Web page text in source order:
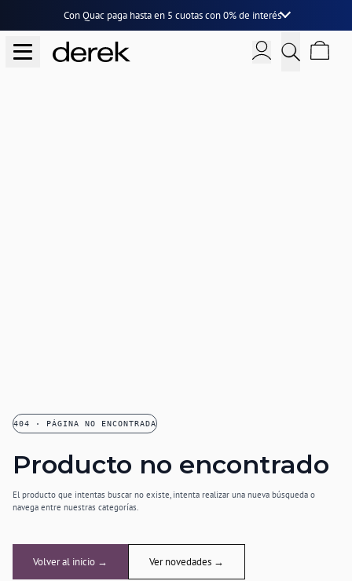
Con Quac paga hasta en 5 cuotascon0% de interés
404 · PÁGINA NO ENCONTRADA
Producto no encontrado
El producto que intentas buscar no existe, intenta realizar una nueva búsqueda o
navega entre nuestras categorías.
Volver al inicio → Ver novedades →